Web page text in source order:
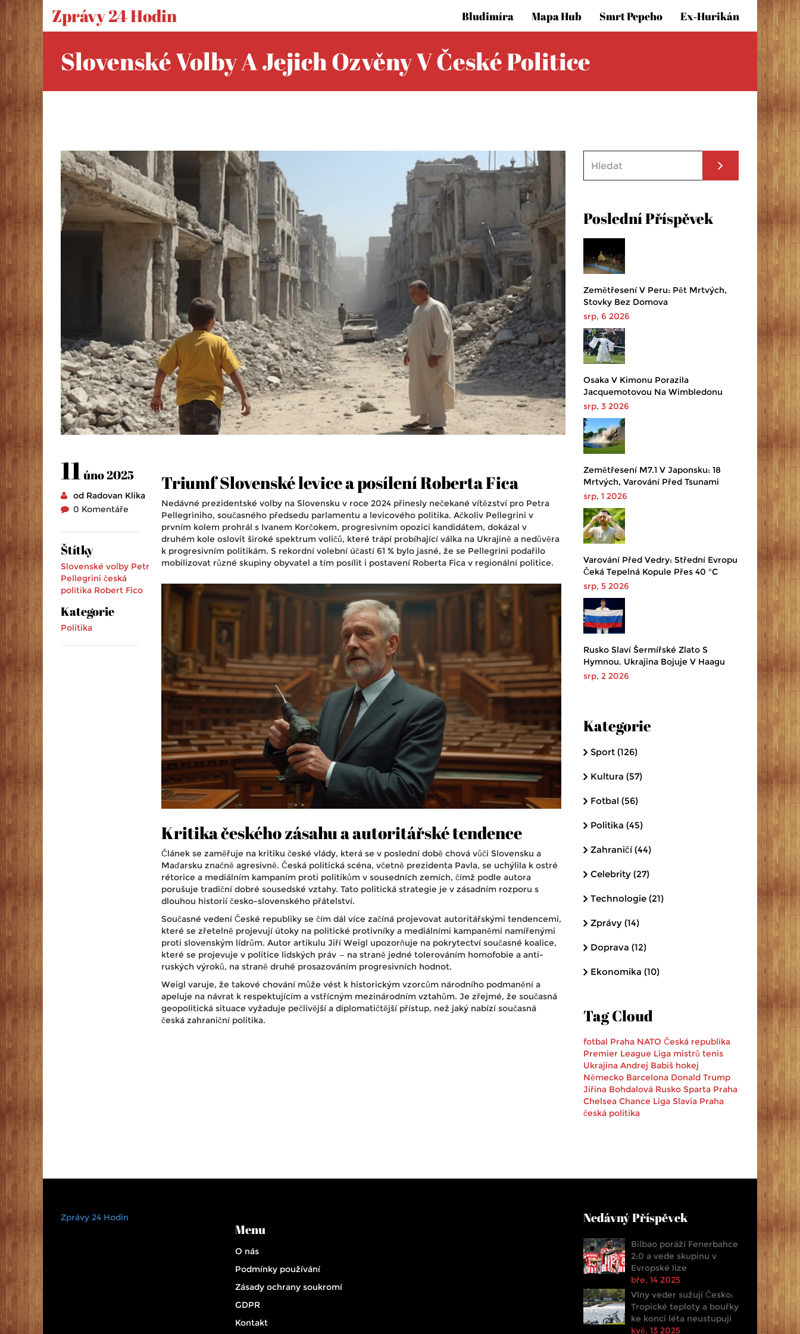
Zprávy 24 Hodin Bludimíra Mapa Hub Smrt Pepeho Ex‑hurikán
Slovenské Volby A Jejich Ozvěny V České Politice
11úno 2025
od Radovan Klika
0 Komentáře
Štítky
Slovenské volby Petr
Pellegrini česká
politika Robert Fico
Kategorie
Politika
Triumf Slovenské levice a posílení Roberta Fica
Nedávné prezidentské volby na Slovensku v roce 2024 přinesly nečekané vítězství pro Petra
Pellegriniho, současného předsedu parlamentu a levicového politika. Ačkoliv Pellegrini v
prvním kolem prohrál s Ivanem Korčokem, progresivním opozici kandidátem, dokázal v
druhém kole oslovit široké spektrum voličů, které trápí probíhající válka na Ukrajině a nedůvěra
k progresivním politikám. S rekordní volební účastí 61 % bylo jasné, že se Pellegrini podařilo
mobilizovat různé skupiny obyvatel a tím posílit i postavení Roberta Fica v regionální politice.
Kritika českého zásahu a autoritářské tendence
Článek se zaměřuje na kritiku české vlády, která se v poslední době chová vůči Slovensku a
Maďarsku značně agresivně. Česká politická scéna, včetně prezidenta Pavla, se uchýlila k ostré
rétorice a mediálním kampaním proti politikům v sousedních zemích, čímž podle autora
porušuje tradiční dobré sousedské vztahy. Tato politická strategie je v zásadním rozporu s
dlouhou historií česko-slovenského přátelství.
Současné vedení České republiky se čím dál více začíná projevovat autoritářskými tendencemi,
které se zřetelně projevují útoky na politické protivníky a mediálními kampaněmi namířenými
proti slovenským lídrům. Autor artikulu Jiří Weigl upozorňuje na pokrytectví současné koalice,
které se projevuje v politice lidských práv — na straně jedné tolerováním homofobie a anti-
ruských výroků, na straně druhé prosazováním progresivních hodnot.
Weigl varuje, že takové chování může vést k historickým vzorcům národního podmanění a
apeluje na návrat k respektujícím a vstřícným mezinárodním vztahům. Je zřejmé, že současná
geopolitická situace vyžaduje pečlivější a diplomatičtější přístup, než jaký nabízí současná
česká zahraniční politika.
Poslední Příspěvek
Zemětřesení V Peru: Pět Mrtvých,
Stovky Bez Domova
srp, 6 2026
Osaka V Kimonu Porazila
Jacquemotovou Na Wimbledonu
srp, 3 2026
Zemětřesení M7.1 V Japonsku: 18
Mrtvých, Varování Před Tsunami
srp, 1 2026
Varování Před Vedry: Střední Evropu
Čeká Tepelná Kopule Přes 40 °C
srp, 5 2026
Rusko Slaví Šermířské Zlato S
Hymnou. Ukrajina Bojuje V Haagu
srp, 2 2026
Kategorie
Sport (126)
Kultura (57)
Fotbal (56)
Politika (45)
Zahraničí(44)
Celebrity (27)
Technologie (21)
Zprávy (14)
Doprava (12)
Ekonomika (10)
Tag Cloud
fotbal Praha NATO Česká republika
Premier League Liga mistrů tenis
Ukrajina Andrej Babiš hokej
Německo Barcelona Donald Trump
Jiřina Bohdalová Rusko Sparta Praha
Chelsea Chance Liga Slavia Praha
česká politika
Zprávy 24 Hodin
Menu
O nás
Podmínky používání
Zásady ochrany soukromí
GDPR
Kontakt
Nedávný Příspěvek
Bilbao poráží Fenerbahce
2:0 a vede skupinu v
Evropské lize
bře, 14 2025
Vlny veder sužují Česko:
Tropické teploty a bouřky
ke konci léta neustupují
kvě, 13 2025